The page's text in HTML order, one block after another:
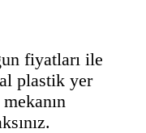
fiyatları ile
plastik yer